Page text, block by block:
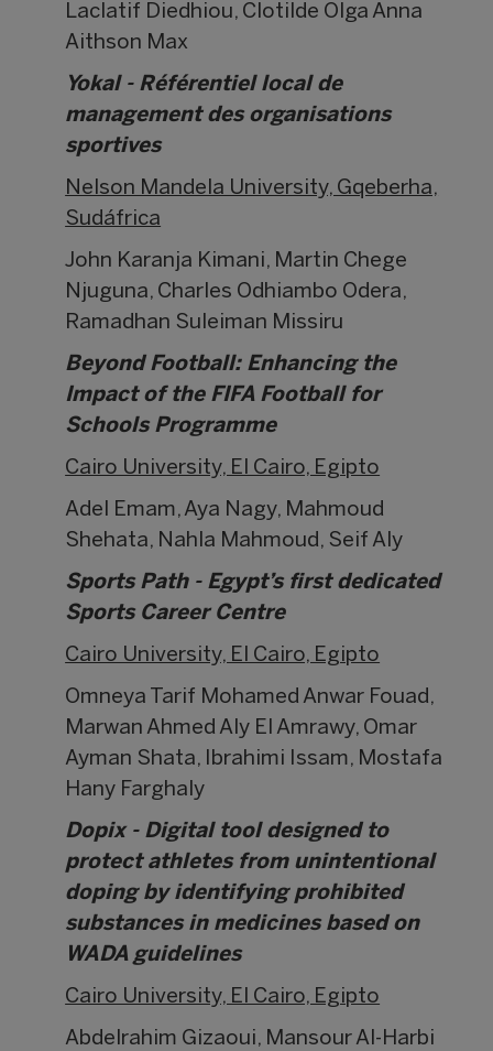
Laclatif Diedhiou, Clotilde Olga Anna
Aithson Max
Yokal - Référentiel local de
management des organisations
sportives
Nelson Mandela University, Gqeberha,
Sudáfrica
John Karanja Kimani, Martin Chege
Njuguna, Charles Odhiambo Odera,
Ramadhan Suleiman Missiru
Beyond Football: Enhancing the
Impact of the FIFA Football for
Schools Programme
Cairo University, El Cairo, Egipto
Adel Emam, Aya Nagy, Mahmoud
Shehata, Nahla Mahmoud, Seif Aly
Sports Path - Egypt’s first dedicated
Sports Career Centre
Cairo University, El Cairo, Egipto
Omneya Tarif Mohamed Anwar Fouad,
Marwan Ahmed Aly El Amrawy, Omar
Ayman Shata, Ibrahimi Issam, Mostafa
Hany Farghaly
Dopix - Digital tool designed to
protect athletes from unintentional
doping by identifying prohibited
substances in medicines based on
WADA guidelines
Cairo University, El Cairo, Egipto
Abdelrahim Gizaoui, Mansour Al-Harbi